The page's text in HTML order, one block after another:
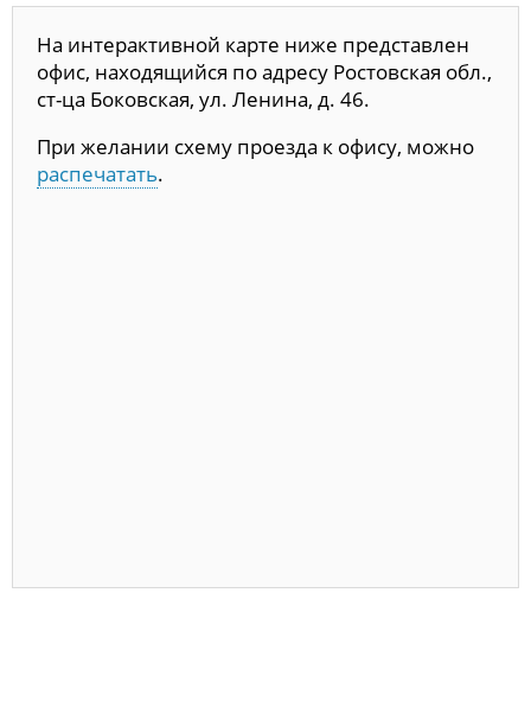
На интерактивной карте ниже представлен
офис, находящийся по адресу Ростовская обл.,
ст-ца Боковская, ул. Ленина, д. 46.
При желании схему проезда к офису, можно
распечатать.